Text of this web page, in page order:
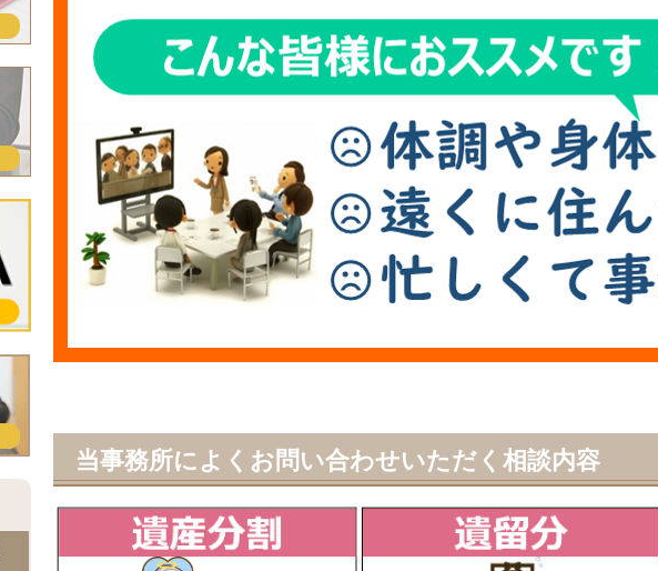
当事務所によくお問い合わせいただく相談内容